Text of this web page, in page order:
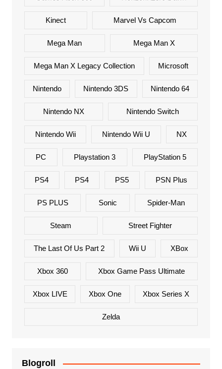
Kinect Marvel Vs Capcom
Mega Man Mega Man X
Mega Man X Legacy Collection Microsoft
Nintendo Nintendo 3DS Nintendo 64
Nintendo NX Nintendo Switch
Nintendo Wii Nintendo Wii U NX
PC Playstation 3 PlayStation 5
PS4 PS4 PS5 PSN Plus
PS PLUS Sonic Spider-Man
Steam Street Fighter
The Last Of Us Part 2 Wii U XBox
Xbox 360 Xbox Game Pass Ultimate
Xbox LIVE Xbox One Xbox Series X
Zelda
Blogroll